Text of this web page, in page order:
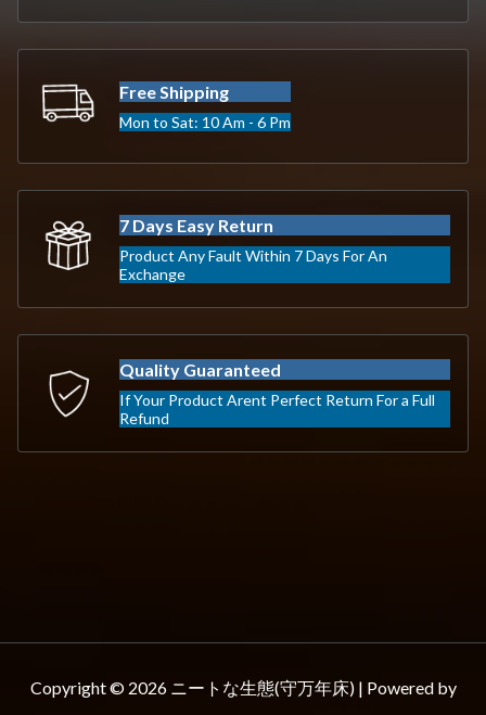
Free Shipping
Mon to Sat: 10 Am - 6 Pm
7 Days Easy Return
Product Any Fault Within 7 Days For An
Exchange
Quality Guaranteed
If Your Product Arent Perfect Return For a Full
Refund
Copyright © 2026 ニートな生態(守万年床) | Powered by